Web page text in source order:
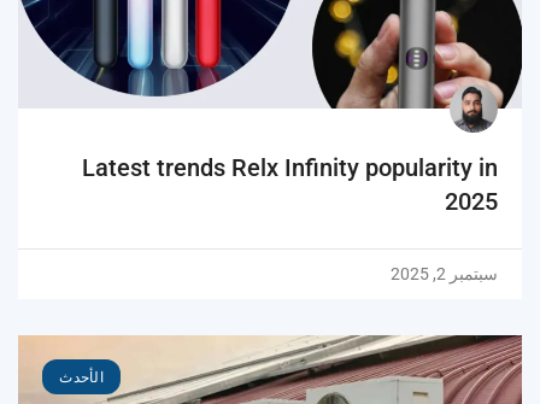
Latest trends Relx Infinity popularity in
2025
سبتمبر 2, 2025
الأحدث